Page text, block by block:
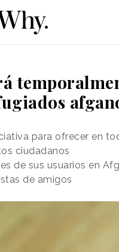
para ofrecer en
ciudadanos
de sus usuarios en
de amigos